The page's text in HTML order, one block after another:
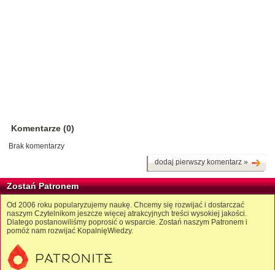
Komentarze (0)
Brak komentarzy
dodaj pierwszy komentarz »
Zostań Patronem
Od 2006 roku popularyzujemy naukę. Chcemy się rozwijać i dostarczać
naszym Czytelnikom jeszcze więcej atrakcyjnych treści wysokiej jakości.
Dlatego postanowiliśmy poprosić o wsparcie. Zostań naszym Patronem i
pomóż nam rozwijać KopalnięWiedzy.